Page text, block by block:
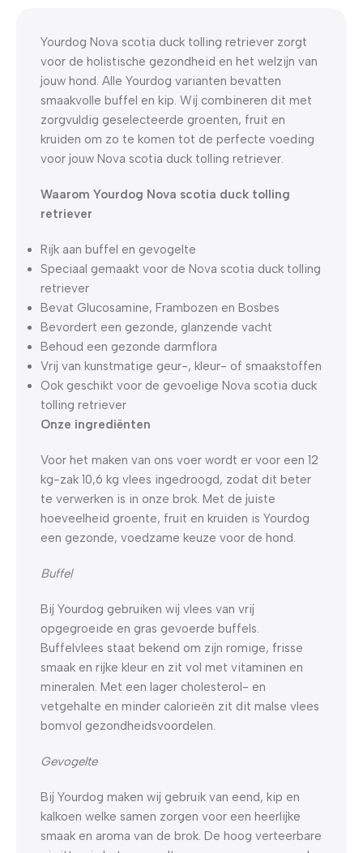
Yourdog Nova scotia duck tolling retriever zorgt
voor de holistische gezondheid en het welzijn van
jouw hond. Alle Yourdog varianten bevatten
smaakvolle buffel en kip. Wij combineren dit met
zorgvuldig geselecteerde groenten, fruit en
kruiden om zo te komen tot de perfecte voeding
voor jouw Nova scotia duck tolling retriever.
Waarom Yourdog Nova scotia duck tolling
retriever
Rijk aan buffel en gevogelte
Speciaal gemaakt voor de Nova scotia duck tolling
retriever
Bevat Glucosamine, Frambozen en Bosbes
Bevordert een gezonde, glanzende vacht
Behoud een gezonde darmflora
Vrij van kunstmatige geur-, kleur- of smaakstoffen
Ook geschikt voor de gevoelige Nova scotia duck
tolling retriever
Onze ingrediënten
Voor het maken van ons voer wordt er voor een 12
kg-zak 10,6 kg vlees ingedroogd, zodat dit beter
te verwerken is in onze brok. Met de juiste
hoeveelheid groente, fruit en kruiden is Yourdog
een gezonde, voedzame keuze voor de hond.
Buffel
Bij Yourdog gebruiken wij vlees van vrij
opgegroeide en gras gevoerde buffels.
Buffelvlees staat bekend om zijn romige, frisse
smaak en rijke kleur en zit vol met vitaminen en
mineralen. Met een lager cholesterol- en
vetgehalte en minder calorieën zit dit malse vlees
bomvol gezondheidsvoordelen.
Gevogelte
Bij Yourdog maken wij gebruik van eend, kip en
kalkoen welke samen zorgen voor een heerlijke
smaak en aroma van de brok. De hoog verteerbare